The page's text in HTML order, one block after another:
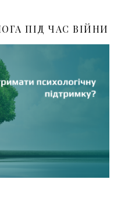
ПІД ЧАС ВІЙНИ